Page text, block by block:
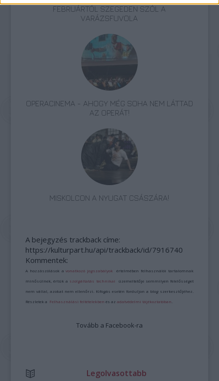
FEBRUÁRTÓL SZEGEDEN SZÓL A
VARÁZSFUVOLA
OPERACINEMA - AHOGY MÉG SOHA NEM LÁTTAD
AZ OPERÁT!
MISKOLCON A NYUGAT CSÁSZÁRA!
A bejegyzés trackback címe:
https://kulturpart.hu/api/trackback/id/7916740
Kommentek:
A hozzászólások avonatkozó jogszabályok értelmében felhasználói tartalomnak
minősülnek, értük a szolgáltatás technikai üzemeltetője semmilyen felelősséget
nem vállal, azokat nem ellenőrzi. Kifogás esetén forduljon a blog szerkesztőjéhez.
Részletek a Felhasználási feltételekben és azadatvédelmi tájékoztatóban
Tovább a Facebook-ra
Legolvasottabb